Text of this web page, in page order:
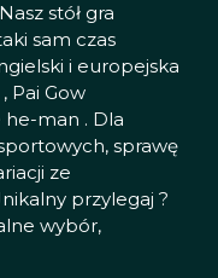
stół gra
sam czas
i europejska
Pai Gow
he-man . Dla
sprawę
ze
przylegaj ?
wybór,